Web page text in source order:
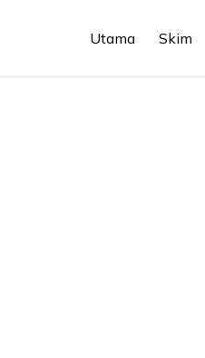
Utama Skim